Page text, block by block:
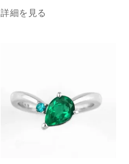
詳細を見る